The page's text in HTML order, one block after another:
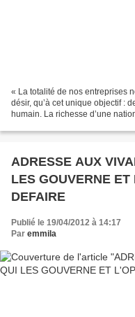
« La totalité de nos entreprises
désir, qu’à cet unique objectif :
humain. La richesse d’une
ADRESSE AUX
LES GOUVERNE
DEFAIRE
Publié le 19/04/2012 à 14:17
Par emmila